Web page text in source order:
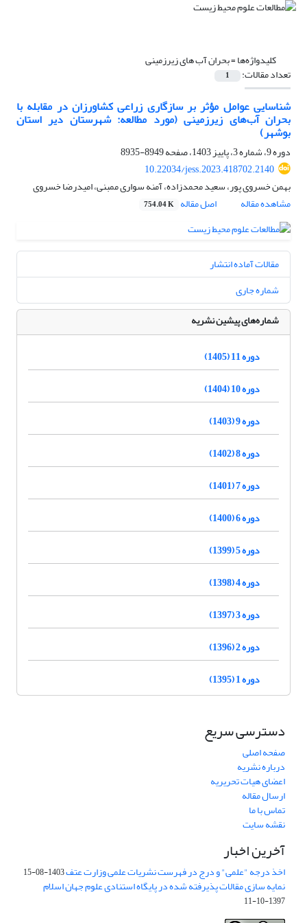
کلیدواژه‌ها =بحران آب های زیرزمینی
تعداد مقالات: 1
شناسایی عوامل مؤثر بر سازگاری زراعی کشاورزان در مقابله با
بحران آب‌های زیرزمینی (مورد مطالعه: شهرستان دیر استان
بوشهر)
دوره 9، شماره 3، پاییز 1403، صفحه
8949-8935
10.22034/jess.2023.418702.2140
بهمن خسروی پور، سعید محمدزاده، آمنه سواری ممبنی، امیدرضا خسروی
مشاهده مقاله
اصل مقاله 754.04 K
مقالات آماده انتشار
شماره جاری
شماره‌های پیشین نشریه
دوره 11 (1405)
دوره 10 (1404)
دوره 9 (1403)
دوره 8 (1402)
دوره 7 (1401)
دوره 6 (1400)
دوره 5 (1399)
دوره 4 (1398)
دوره 3 (1397)
دوره 2 (1396)
دوره 1 (1395)
دسترسی سریع
صفحه اصلی
درباره نشریه
اعضای هیات تحریریه
ارسال مقاله
تماس با ما
نقشه سایت
آخرین اخبار
اخذ درجه "علمی" و درج در فهرست نشریات علمی وزارت عتف1403-08-15
نمایه سازی مقالات پذیرفته شده در پایگاه استنادی علوم جهان اسلام
1397-10-11